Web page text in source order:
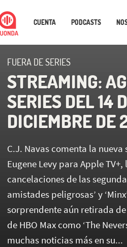
CUENTA PODCASTS
FUERA DE SERIES
STREAMING:
SERIES DEL 14
DICIEMBRE DE
C.J. Navas comenta la nueva
Eugene Levy para Apple
cancelaciones de las
amistades peligrosas’ y
sorprendente aún retirada
de HBO Max como ‘The
muchas noticias más en su...